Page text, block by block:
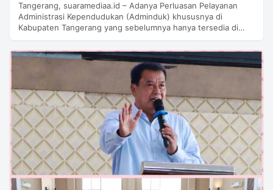
Tangerang, suaramediaa.id – Adanya Perluasan Pelayanan
Administrasi Kependudukan (Adminduk) khususnya di
Kabupaten Tangerang yang sebelumnya hanya tersedia di…